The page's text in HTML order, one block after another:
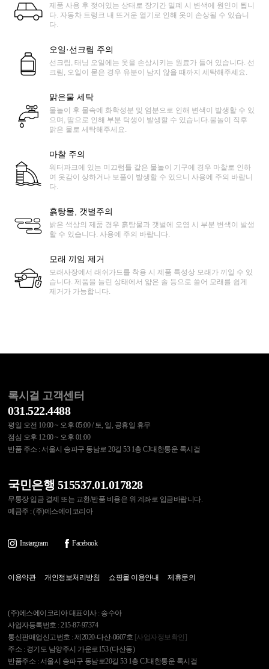
제품 사용 후 젖어있는 상태로 장기간 밀폐 시 변색에 원인이 됩니
다. 자동차 트렁크 내 뜨거운 열기로 인해 옷이 손상될 수 있습니
다.
오일·선크림 주의
선크림, 태닝 오일에는 옷을 손상시키는 원료가 들어 있습니다. 선
크림, 오일이 묻은 경우 유분이 남지 않을 때까지 세탁해주세요.
맑은물 세탁
물놀이 후 물속에 화학성분 및 염분으로 인해 변색이 발생할 수 있
으며, 땀으로 인해 부분 탁생이 발생할 수 있습니다.물놀이 직후
맑은 물로 세탁해주세요.
마찰 주의
워터파크에 있는 미끄럼틀 같은 물놀이 기구에 경우 마찰로 인하
여 옷감이 상하거나 보풀이 발생할 수 있으니 사용에 주의 바랍니
다.
흙탕물, 갯벌주의
밝은 색상의 제품 경우 흙탕물과 갯벌에 오염 시 부분 변색이 발생
할 수 있습니다. 사용에 주의 바랍니다.
모래 끼임 제거
모래사장에서 래쉬가드를 착용 시 제품 특성상 모래가 끼일 수 있
습니다. 제품을 늘린 상태에서 얇은 솔 등으로 쓸어 모래를 쉽게
제거가 가능합니다.
록시걸 고객센터
031.522.4488
평일 오전 10:00 ~ 오후 05:00 / 토, 일, 공휴일 휴무
점심 오후 12:00 ~ 오후 01:00
반품 주소 : 서울시 송파구 동남로 20길 53 1층 CJ대한통운 록시걸
국민은행 515537.01.017828
무통장 입금 결제 또는 교환/반품 비용은 위 계좌로 입금바랍니다.
예금주 : (주)에스에이코리아
Instargram Facebook
이용약관 개인정보처리방침 쇼핑몰 이용안내 제휴문의
(주)에스에이코리아 대표이사 : 송수아
사업자등록번호 : 215-87-97374
통신판매업신고번호 : 제2020-다산-0607호 [사업자정보확인]
주소 : 경기도 남양주시 가운로153 (다산동)
반품주소 : 서울시 송파구 동남로20길 53 1층 CJ대한통운 록시걸